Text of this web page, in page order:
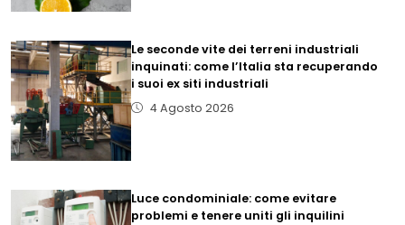
Le seconde vite dei terreni industriali
inquinati: come l’Italia sta recuperando
i suoi ex siti industriali
4 Agosto 2026
Luce condominiale: come evitare
problemi e tenere uniti gli inquilini